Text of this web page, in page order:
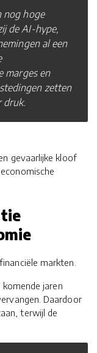
nog hoge
de AI-hype,
al een
marges en
zetten
druk.
gevaarlijke kloof
markten.
jaren
Daardoor
terwijl de